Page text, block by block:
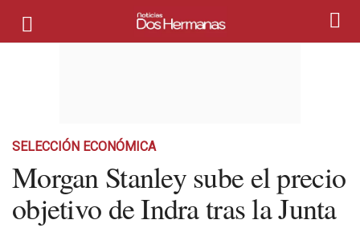
SELECCIÓN ECONÓMICA
Morgan Stanley sube el precio
objetivo de Indra tras la Junta